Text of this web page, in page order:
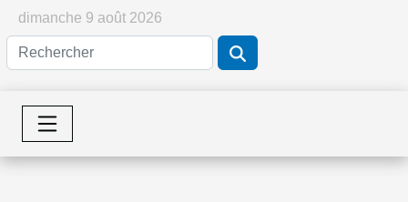
dimanche 9 août 2026